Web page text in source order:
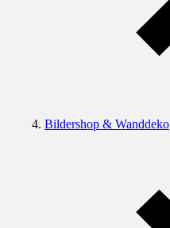
Bildershop & Wanddeko